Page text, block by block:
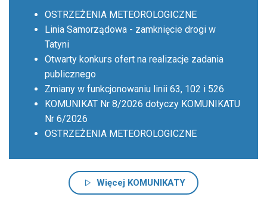
OSTRZEŻENIA METEOROLOGICZNE
Linia Samorządowa - zamknięcie drogi w
Tatyni
Otwarty konkurs ofert na realizacje zadania
publicznego
Zmiany w funkcjonowaniu linii 63, 102 i 526
KOMUNIKAT Nr 8/2026 dotyczy KOMUNIKATU
Nr 6/2026
OSTRZEŻENIA METEOROLOGICZNE
Więcej KOMUNIKATY